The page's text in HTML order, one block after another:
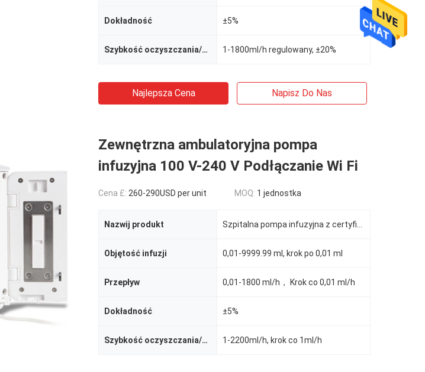
Dokładność ±5%
Szybkość oczyszczania/bolusa 1-1800ml/h regulowany, ±20%
Najlepsza Cena Napisz Do Nas
Zewnętrzna ambulatoryjna pompa
infuzyjna 100 V-240 V Podłączanie Wi Fi
Cena £: 260-290USD per unit MOQ: 1 jednostka
Nazwij produkt
Objętość infuzji 0,01-9999.99 ml, krok po 0,01 ml
Przepływ 0,01-1800 ml/h， Krok co 0,01 ml/h
Dokładność ±5%
Szybkość oczyszczania/bolusa 1-2200ml/h, krok co 1ml/h